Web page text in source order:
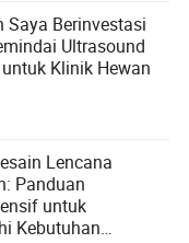
Saya Berinvestasi
Ultrasound
Klinik Hewan
Lencana
Panduan
untuk
Kebutuhan